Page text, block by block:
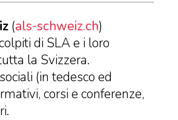
(als-schweiz.ch)
di SLA e i loro
la Svizzera.
(in tedesco ed
corsi e conferenze,